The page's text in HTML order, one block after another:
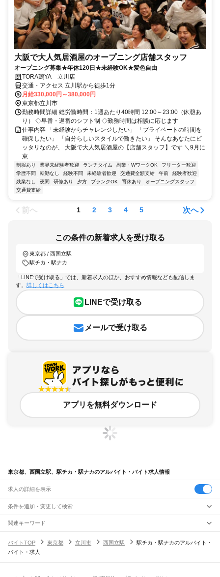
大阪で大人気居酒屋のオープニング店舗スタッフ
オープニング募集★年休120日★未経験OK★髪色自由
TORA鶏YA 立川店
交通・アクセス 立川駅から徒歩1分
月給330,000円～380,000円
東京都立川市
勤務時間詳細 総労働時間：1週あたり40時間 12:00～23:00（休憩あ
り） ◇早番・遅番のシフト制 ◇勤務時間は相談に応じます
仕事内容 「未経験からチャレンジしたい」 「プライベートの時間を
確保したい」 「自分らしいスタイルで働きたい」 そんなあなたにピ
ッタリなのが、 大阪で大人気居酒屋の【店舗スタッフ】です ＼9月に
東...
制服あり 業界未経験者歓迎 ランチタイム 副業・WワークOK
フリーター歓迎
学歴不問
転勤なし 経験不問 未経験者歓迎 交通費全額支給 午前
経験者歓迎
残業なし
夜間 研修あり 夕方 ブランクOK 育休あり
オープニングスタッフ
交通費支給
前へ 1 2 3 4 5 次へ
この条件の新着求人を受け取る
東京都 / 西国立駅
駅チカ・駅ナカ
「LINEで受け取る」では、新着求人のほか、おすすめ情報なども配信しま
す。 詳しくはこちら
LINEで受け取る
メールで受け取る
アプリを無料ダウンロード
東京都、西国立駅、駅チカ・駅ナカのアルバイト・バイト求人情報
求人の詳細を表示
条件を追加・変更して検索
市区町村を追加・変更
東京都すべて
東京23区
駅を追加・変更
職種を追加・変更
関連キーワード
バイトTOP
東京都 立川市 西国立駅
駅チカ・駅ナカのアルバイト・
バイト・求人